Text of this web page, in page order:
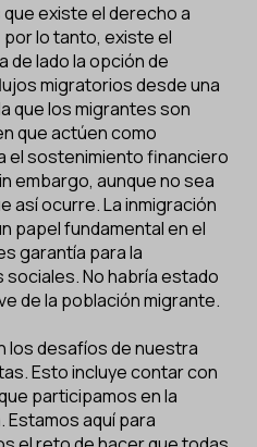
existe el derecho a
por lo tanto, existe el
de lado la opción de
migratorios desde una
que los migrantes son
que actúen como
sostenimiento financiero
embargo, aunque no sea
así ocurre. La inmigración
papel fundamental en el
garantía para la
No habría estado
de la población migrante.
los desafíos de nuestra
Esto incluye contar con
participamos en la
aquí para